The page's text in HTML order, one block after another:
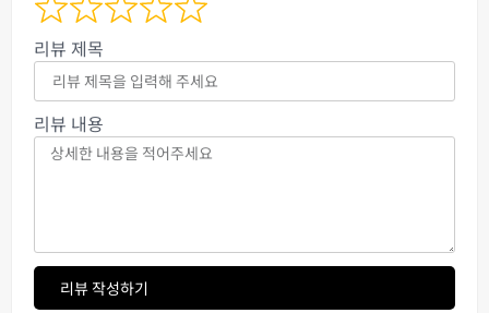
리뷰 제목
리뷰 내용
리뷰 작성하기